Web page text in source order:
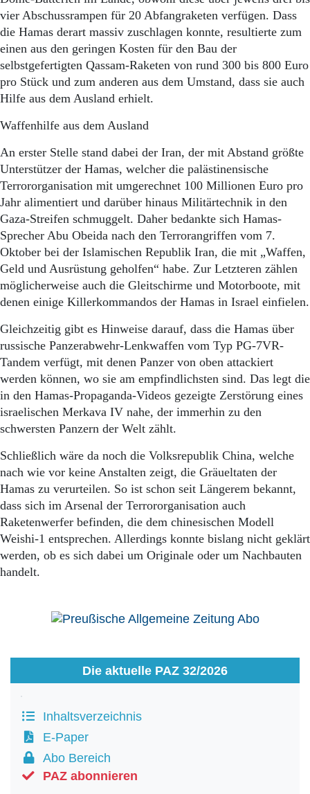
vier Abschussrampen für 20 Abfangraketen verfügen. Dass
die Hamas derart massiv zuschlagen konnte, resultierte zum
einen aus den geringen Kosten für den Bau der
selbstgefertigten Qassam-Raketen von rund 300 bis 800 Euro
pro Stück und zum anderen aus dem Umstand, dass sie auch
Hilfe aus dem Ausland erhielt.
Waffenhilfe aus dem Ausland
An erster Stelle stand dabei der Iran, der mit Abstand größte
Unterstützer der Hamas, welcher die palästinensische
Terrororganisation mit umgerechnet 100 Millionen Euro pro
Jahr alimentiert und darüber hinaus Militärtechnik in den
Gaza-Streifen schmuggelt. Daher bedankte sich Hamas-
Sprecher Abu Obeida nach den Terrorangriffen vom 7.
Oktober bei der Islamischen Republik Iran, die mit „Waffen,
Geld und Ausrüstung geholfen“ habe. Zur Letzteren zählen
möglicherweise auch die Gleitschirme und Motorboote, mit
denen einige Killerkommandos der Hamas in Israel einfielen.
Gleichzeitig gibt es Hinweise darauf, dass die Hamas über
russische Panzerabwehr-Lenkwaffen vom Typ PG-7VR-
Tandem verfügt, mit denen Panzer von oben attackiert
werden können, wo sie am empfindlichsten sind. Das legt die
in den Hamas-Propaganda-Videos gezeigte Zerstörung eines
israelischen Merkava IV nahe, der immerhin zu den
schwersten Panzern der Welt zählt.
Schließlich wäre da noch die Volksrepublik China, welche
nach wie vor keine Anstalten zeigt, die Gräueltaten der
Hamas zu verurteilen. So ist schon seit Längerem bekannt,
dass sich im Arsenal der Terrororganisation auch
Raketenwerfer befinden, die dem chinesischen Modell
Weishi-1 entsprechen. Allerdings konnte bislang nicht geklärt
werden, ob es sich dabei um Originale oder um Nachbauten
handelt.
Die aktuelle PAZ 32/2026
Inhaltsverzeichnis
E-Paper
Abo Bereich
PAZ abonnieren